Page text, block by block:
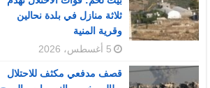
ثلاثة منازل في بلدة نحالين
وقرية المنية
5 أغسطس، 2026
قصف مدفعي مكثف للاحتلال